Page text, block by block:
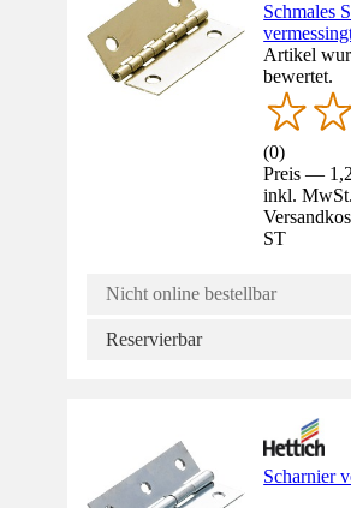
Schmales
Artikel
bewertet.
(0)
Preis —
inkl.
ST
Nicht online bestellbar
Reservierbar
Scharnier